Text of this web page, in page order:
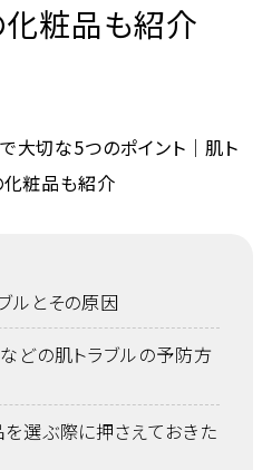
粧品も紹介
ルとその原因
どの肌トラブルの予防方
選ぶ際に押さえておきた